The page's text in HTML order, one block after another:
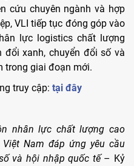
cứu chuyên ngành và hợp
VLI tiếp tục đóng góp vào
lực logistics chất lượng
đổi xanh, chuyển đổi số và
trong giai đoạn mới.
truy cập: tại đây
nhân lực chất lượng cao
Nam đáp ứng yêu cầu
và hội nhập quốc tế– Kỷ